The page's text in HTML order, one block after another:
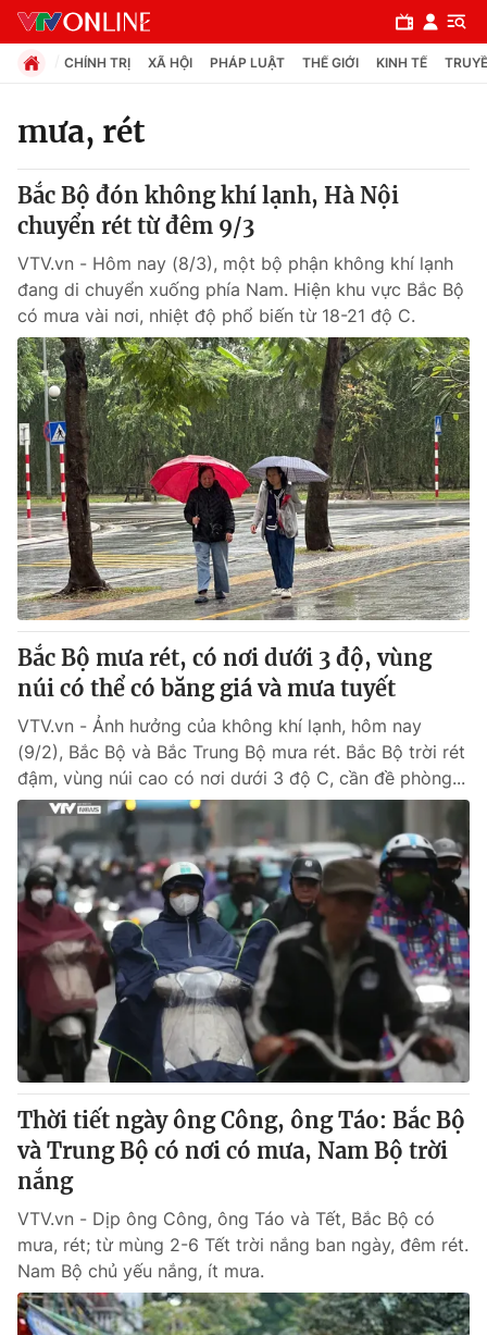
Chuyên mục
Chính trị
Xã hội
Pháp luật
Y tế
Thế giới
Tin tức
Thế giới đó đây
Câu chuyện quốc tế
Kinh tế
Tài chính
Thị trường
Góc doanh nghiệp
Dữ liệu và đời sống
Truyền hình
Hậu trường
Nhân vật
Khán giả
Giải sao mai
Giải trí
Điện ảnh
Âm nhạc
Sao
Đời sống
Du lịch
Làm đẹp
Chất lượng cuộc sống
Giáo dục
Tuyển sinh
Học trực tuyến
Công nghệ
Hitech Công nghệ tương lai
Sản phẩm
Thị trường
Tư vấn
Giao lưu trực tuyến
Lịch phát sóng
Chuyên mục khác
Emagazine Podcast
Photo Infographic
Video Shorts video
CHÍNH TRỊ XÃ HỘI PHÁP LUẬT THẾ GIỚI KINH TẾ
mưa, rét
Bắc Bộ đón không khí lạnh, Hà Nội
chuyển rét từ đêm 9/3
VTV.vn - Hôm nay (8/3), một bộ phận không khí lạnh
đang di chuyển xuống phía Nam. Hiện khu vực Bắc Bộ
có mưa vài nơi, nhiệt độ phổ biến từ 18-21 độ C.
Bắc Bộ mưa rét, có nơi dưới 3 độ, vùng
núi có thể có băng giá và mưa tuyết
VTV.vn - Ảnh hưởng của không khí lạnh, hôm nay
(9/2), Bắc Bộ và Bắc Trung Bộ mưa rét. Bắc Bộ trời rét
đậm, vùng núi cao có nơi dưới 3 độ C, cần đề phòng...
Thời tiết ngày ông Công, ông Táo: Bắc Bộ
và Trung Bộ có nơi có mưa, Nam Bộ trời
nắng
VTV.vn - Dịp ông Công, ông Táo và Tết, Bắc Bộ có
mưa, rét; từ mùng 2-6 Tết trời nắng ban ngày, đêm rét.
Nam Bộ chủ yếu nắng, ít mưa.